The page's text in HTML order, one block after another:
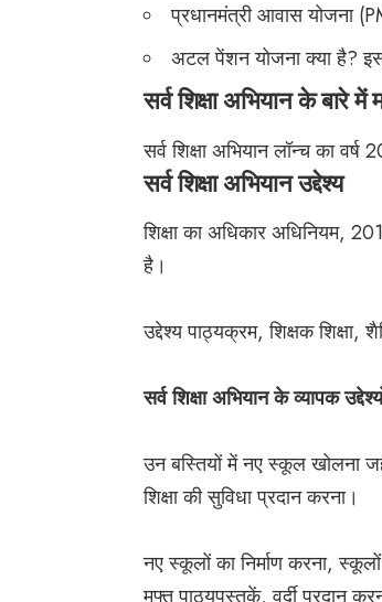
प्रधानमंत्री आवास योजना
अटल पेंशन योजना क्या है?
सर्व शिक्षा अभियान के बारे
सर्व शिक्षा अभियान लॉन्च का
सर्व शिक्षा अभियान उद्देश्य
शिक्षा का अधिकार अधिनियम,
है।
उद्देश्य पाठ्यक्रम, शिक्षक
सर्व शिक्षा अभियान के व्यापक
उन बस्तियों में नए स्कूल खोलना
शिक्षा की सुविधा प्रदान करना।
नए स्कूलों का निर्माण करना,
मुफ्त पाठ्यपुस्तकें, वर्दी प्रदान